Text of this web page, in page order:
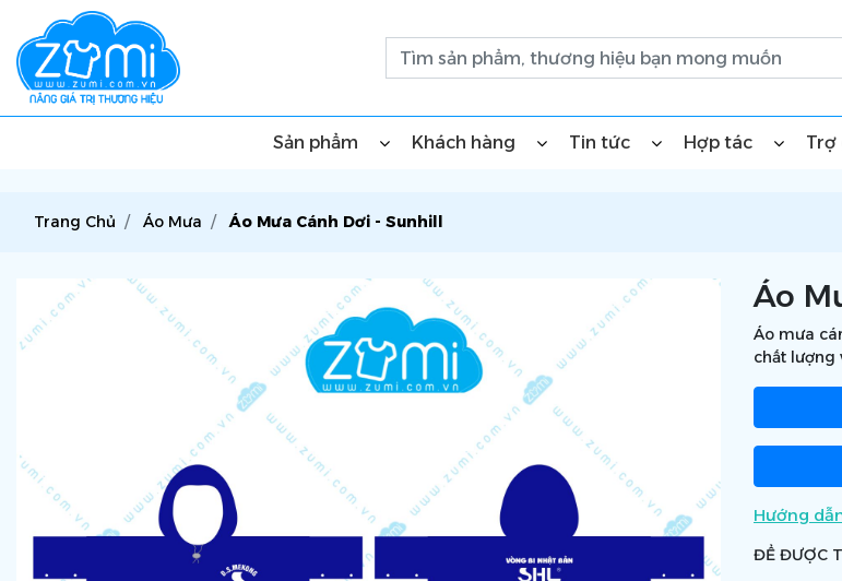
Sản phẩm Khách hàng Tin tức Hợp tác Trợ
Trang Chủ Áo Mưa Áo Mưa Cánh Dơi - Sunhill
Áo
Áo mưa
chất lượng
Hướng
ĐỂ ĐƯỢC